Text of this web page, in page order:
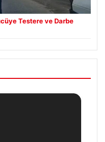
Testere ve Darbe